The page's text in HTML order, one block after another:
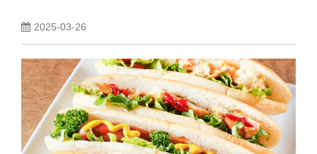
2025-03-26